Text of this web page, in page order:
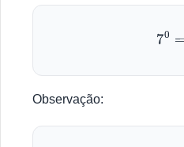
7 0=
Observação: